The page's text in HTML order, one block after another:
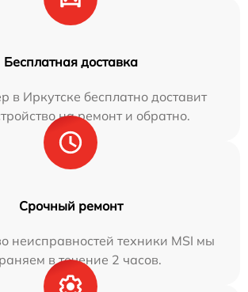
Бесплатная доставка
в Иркутске бесплатно доставит
на ремонт и обратно.
Срочный ремонт
неисправностей техники MSI мы
в течение 2 часов.